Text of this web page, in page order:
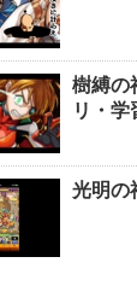
樹縛の
リ・学
光明の